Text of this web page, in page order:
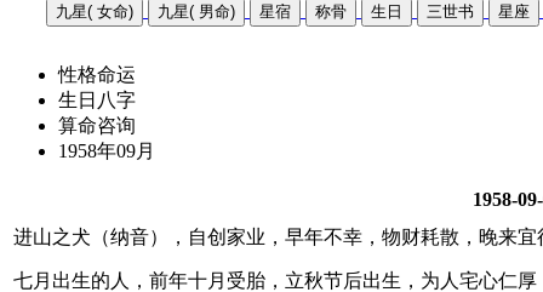
九星( 女命) 九星( 男命) 星宿 称骨 生日 三世书 星座
性格命运
生日八字
算命咨询
1958年09月
1958-
进山之犬（纳音），自创家业，早年不幸，物财耗散，晚来宜
七月出生的人，前年十月受胎，立秋节后出生，为人宅心仁